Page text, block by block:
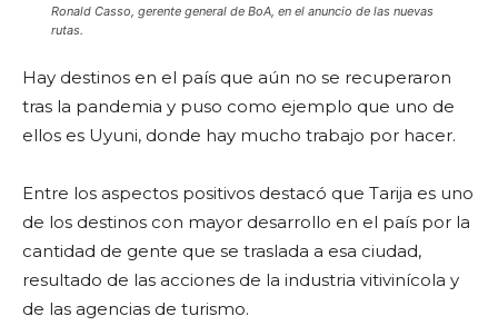
Ronald Casso, gerente general de BoA, en el anuncio de las nuevas
rutas.
Hay destinos en el país que aún no se recuperaron
tras la pandemia y puso como ejemplo que uno de
ellos es Uyuni, donde hay mucho trabajo por hacer.
Entre los aspectos positivos destacó que Tarija es uno
de los destinos con mayor desarrollo en el país por la
cantidad de gente que se traslada a esa ciudad,
resultado de las acciones de la industria vitivinícola y
de las agencias de turismo.